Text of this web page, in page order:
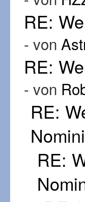
RE:
- von
RE:
- von
RE:
RE: